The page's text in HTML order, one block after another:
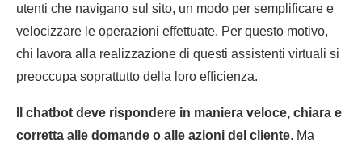
utenti che navigano sul sito, un modo per semplificare e
velocizzare le operazioni effettuate. Per questo motivo,
chi lavora alla realizzazione di questi assistenti virtuali si
preoccupa soprattutto della loro efficienza.
Il chatbot deve rispondere in maniera veloce, chiara e
corretta alle domande o alle azioni del cliente. Ma